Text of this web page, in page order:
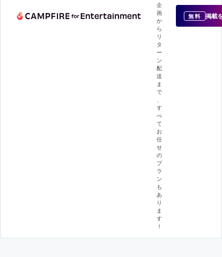
企
画
か
ら
リ
タ
ー
ン
配
送
ま
で
す
べ
て
お
任
せ
の
プ
ラ
ン
も
あ
り
ま
す
！
無料 掲載